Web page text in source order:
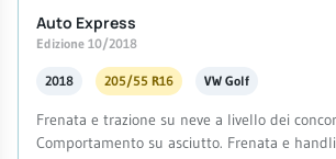
Auto Express
Edizione 10/2018
2018 205/55 R16 VW Golf
Frenata e trazione su neve a livello dei
Comportamento su asciutto. Frenata e